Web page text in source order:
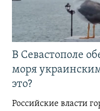
В Севастополе
моря
это?
Российские власти